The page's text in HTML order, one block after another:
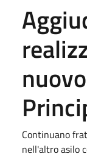
Continuano
nell'altro asilo